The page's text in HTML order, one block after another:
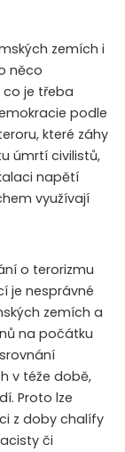
zemích i
něco
je třeba
podle
které záhy
úmrtí civilistů,
napětí
využívají
o terorizmu
je nesprávné
zemích a
na počátku
v téže době,
Proto lze
z doby chalífy